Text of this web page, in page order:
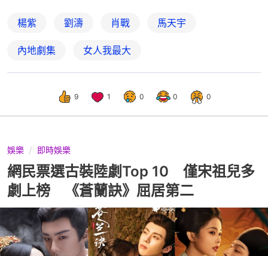
楊紫 劉濤 肖戰 馬天宇
內地劇集 女人我最大
9 1 0 0 0
娛樂 即時娛樂
網民票選古裝陸劇Top 10 僅宋祖兒多
劇上榜 《蒼蘭訣》屈居第二